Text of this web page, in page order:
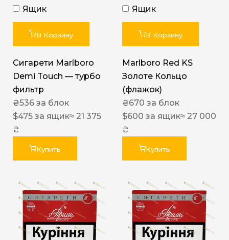
Ящик
В Корзину
Сигарети Marlboro
Demi Touch — турбо
фильтр
₴536 за блок
$475 за ящик≈ 21 375
₴
Купить
Ящик
В Корзину
Marlboro Red KS
Золоте Кольцо
(флажок)
₴670 за блок
$600 за ящик≈ 27 000
₴
Купить